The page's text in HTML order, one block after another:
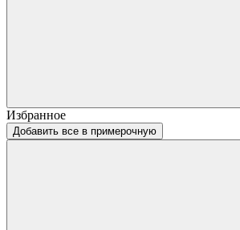
Избранное
Добавить все в примерочную